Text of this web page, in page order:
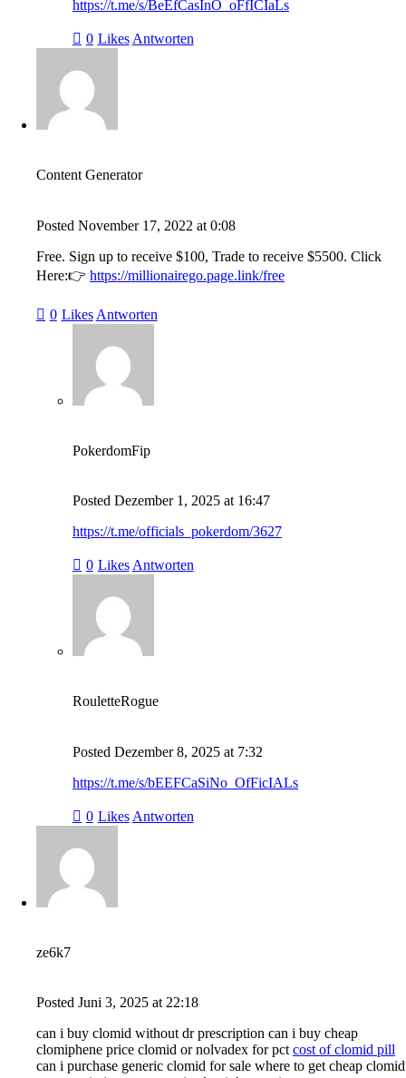
https://t.me/s/BeEfCasInO_oFfICIaLs
0 Likes Antworten
Content Generator
Posted November 17, 2022 at 0:08
Free. Sign up to receive $100, Trade to receive $5500. Click
Here:👉 https://millionairego.page.link/free
0 Likes Antworten
PokerdomFip
Posted Dezember 1, 2025 at 16:47
https://t.me/officials_pokerdom/3627
0 Likes Antworten
RouletteRogue
Posted Dezember 8, 2025 at 7:32
https://t.me/s/bEEFCaSiNo_OfFicIALs
0 Likes Antworten
ze6k7
Posted Juni 3, 2025 at 22:18
can i buy clomid without dr prescription can i buy cheap
clomiphene price clomid or nolvadex for pct cost of clomid pill
can i purchase generic clomid for sale where to get cheap clomid